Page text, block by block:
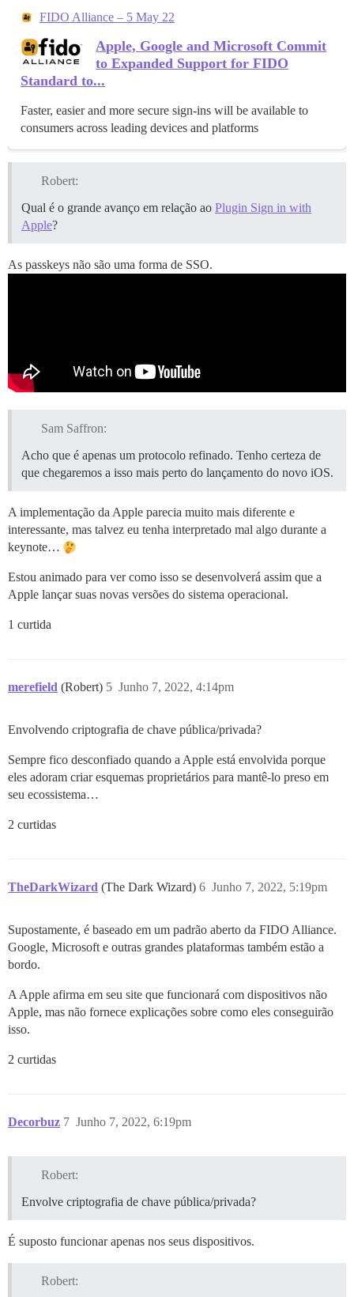
FIDO Alliance – 5 May 22
Apple, Google and Microsoft Commit
to Expanded Support for FIDO
Standard to...
Faster, easier and more secure sign-ins will be available to
consumers across leading devices and platforms
Robert:
Qual é o grande avanço em relação ao Plugin Sign in with
Apple?
As passkeys não são uma forma de SSO.
Sam Saffron:
Acho que é apenas um protocolo refinado. Tenho certeza de
que chegaremos a isso mais perto do lançamento do novo iOS.
A implementação da Apple parecia muito mais diferente e
interessante, mas talvez eu tenha interpretado mal algo durante a
keynote…
Estou animado para ver como isso se desenvolverá assim que a
Apple lançar suas novas versões do sistema operacional.
1 curtida
merefield (Robert) Junho 7, 2022, 4:14pm
5
Envolvendo criptografia de chave pública/privada?
Sempre fico desconfiado quando a Apple está envolvida porque
eles adoram criar esquemas proprietários para mantê-lo preso em
seu ecossistema…
2 curtidas
TheDarkWizard (The Dark Wizard) Junho 7, 2022, 5:19pm
6
Supostamente, é baseado em um padrão aberto da FIDO Alliance.
Google, Microsoft e outras grandes plataformas também estão a
bordo.
A Apple afirma em seu site que funcionará com dispositivos não
Apple, mas não fornece explicações sobre como eles conseguirão
isso.
2 curtidas
Decorbuz Junho 7, 2022, 6:19pm
7
Robert:
Envolve criptografia de chave pública/privada?
É suposto funcionar apenas nos seus dispositivos.
Robert: